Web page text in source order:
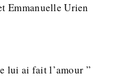
Emmanuelle Urien
lui ai fait l’amour ”